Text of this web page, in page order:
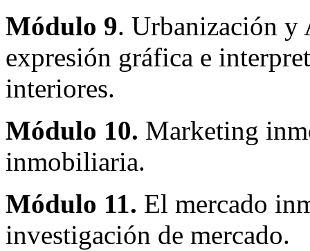
Módulo 9. Urbanización y
expresión gráfica e
interiores.
Módulo 10. Marketing
inmobiliaria.
Módulo 11. El mercado
investigación de mercado.